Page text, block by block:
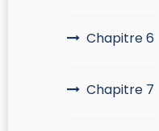
Chapitre 6
Chapitre 7